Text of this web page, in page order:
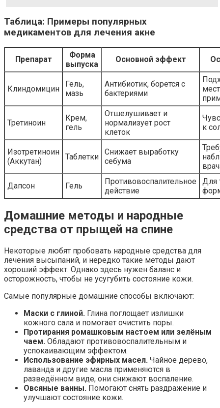
Таблица: Примеры популярных
медикаментов для лечения акне
Препарат
Форма
выпуска
Основной эффект
Клиндомицин
Гель,
мазь
Антибиотик, борется с
бактериями
Третиноин
Крем,
гель
Отшелушивает и
нормализует рост
клеток
к
Изотретиноин
(Аккутан)
Таблетки
Снижает выработку
себума
Дапсон Гель
Противовоспалительное
действие
Для
Домашние методы и народные
средства от прыщей на спине
Некоторые любят пробовать народные средства для
лечения высыпаний, и нередко такие методы дают
хороший эффект. Однако здесь нужен баланс и
осторожность, чтобы не усугубить состояние кожи.
Самые популярные домашние способы включают:
Маски с глиной. Глина поглощает излишки
кожного сала и помогает очистить поры.
Протирания ромашковым настоем или зелёным
чаем. Обладают противовоспалительным и
успокаивающим эффектом.
Использование эфирных масел. Чайное дерево,
лаванда и другие масла применяются в
разведённом виде, они снижают воспаление.
Овсяные ванны. Помогают снять раздражение и
улучшают состояние кожи.